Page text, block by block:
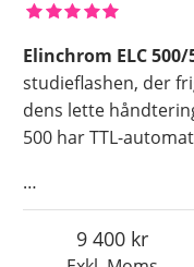
Elinchrom ELC
studieflashen, der
dens lette
500 har TTL-
…
9 400